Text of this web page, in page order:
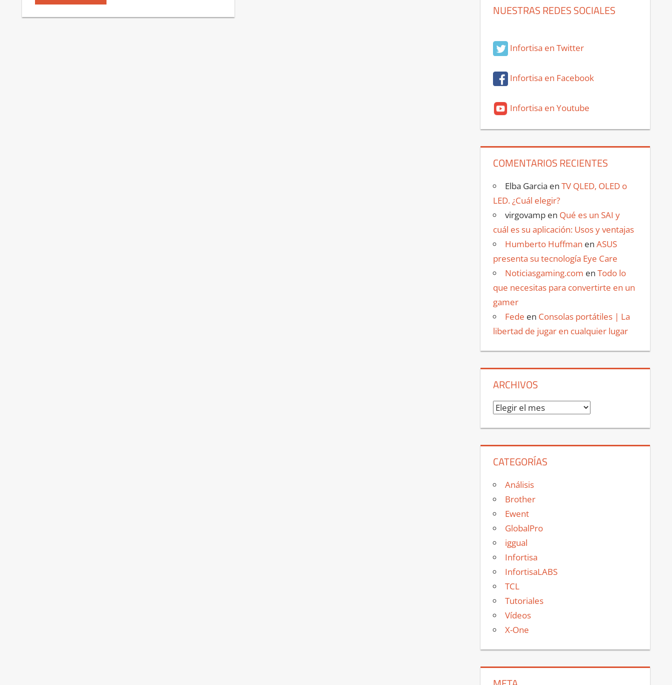
NUESTRAS REDES SOCIALES
Infortisa en Twitter
Infortisa en Facebook
Infortisa en Youtube
COMENTARIOS RECIENTES
Elba Garcia enTV QLED, OLED o
LED. ¿Cuál elegir?
virgovamp en Qué es un SAI y
cuál es su aplicación: Usos y ventajas
Humberto Huffman enASUS
presenta su tecnología Eye Care
Noticiasgaming.com enTodo lo
que necesitas para convertirte en un
gamer
Fede en Consolas portátiles | La
libertad de jugar en cualquier lugar
ARCHIVOS
Archivos
CATEGORÍAS
Análisis
Brother
Ewent
GlobalPro
iggual
Infortisa
InfortisaLABS
TCL
Tutoriales
Vídeos
X-One